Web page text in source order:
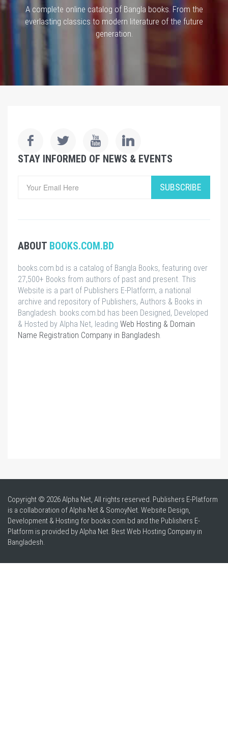
A complete online catalog of Bangla books. From the
everlasting classics to modern literature of the future
generation.
STAY INFORMED OF NEWS & EVENTS
SUBSCRIBE
ABOUT BOOKS.COM.BD
books.com.bd is a catalog of Bangla Books, featuring over
27,500+ Books from authors of past and present. This
Website is a part of Publishers E-Platform, a national
archive and repository of Publishers, Authors & Books in
Bangladesh. books.com.bd has been Designed, Developed
& Hosted by Alpha Net, leading Web Hosting & Domain
Name Registration Company in Bangladesh
Copyright © 2026 Alpha Net, All rights reserved. Publishers E-Platform
is a collaboration of Alpha Net & SomoyNet. Website Design,
Development & Hosting for books.com.bd and the Publishers E-
Platform is provided by Alpha Net. BestWeb Hosting Company in
Bangladesh.